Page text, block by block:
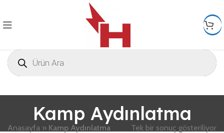
Kamp Aydınlatma
Anasayfa » Kamp Aydınlatma Tek bir sonuç gösteriliyor